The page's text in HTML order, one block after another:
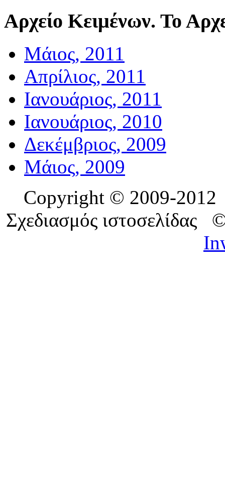
Αρχείο Κειμένων. Το
Μάιος, 2011
Απρίλιος, 2011
Ιανουάριος, 2011
Ιανουάριος, 2010
Δεκέμβριος, 2009
Μάιος, 2009
Copyright © 2009-
Σχεδιασμός